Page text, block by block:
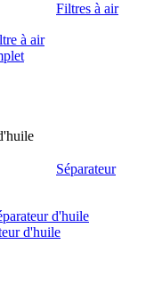
Filtres à air
à air
Séparateur
d'huile
d'huile